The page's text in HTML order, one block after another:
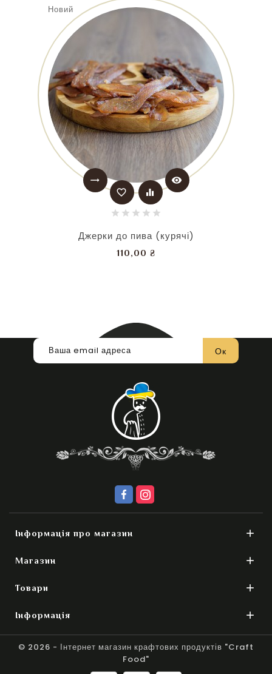
Новий
trending_flat
favorite_border
equalizer
visibility
Джерки до пива (курячі)
110,00 ₴
Інформація про магазин 
Магазин 
Товари 
Інформація 
© 2026 - Інтернет магазин крафтових продуктів "Craft
Food"